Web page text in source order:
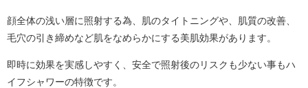
顔全体の浅い層に照射する為、肌のタイトニングや、肌質の改善、
毛穴の引き締めなど肌をなめらかにする美肌効果があります。
即時に効果を実感しやすく、安全で照射後のリスクも少ない事もハ
イフシャワーの特徴です。